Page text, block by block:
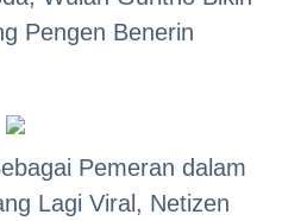
Pengen Benerin
Pemeran dalam
Lagi Viral, Netizen